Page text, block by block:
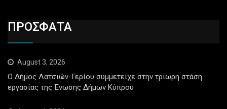
ΠΡΟΣΦΑΤΑ
August 3, 2026
Ο Δήμος Λατσιών-Γερίου συμμετείχε στην τρίωρη στάση
εργασίας της Ένωσης Δήμων Κύπρου